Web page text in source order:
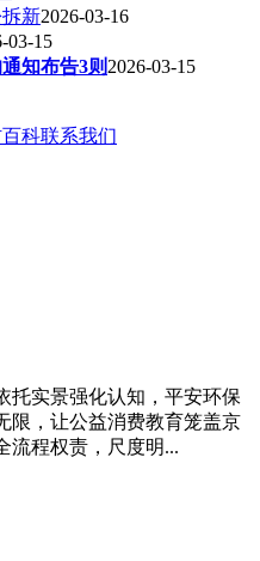
新2026-03-16
03-15
知布告3则 2026-03-15
科联系我们
托实景强化认知，平安环保
限，让公益消费教育笼盖京
流程权责，尺度明...